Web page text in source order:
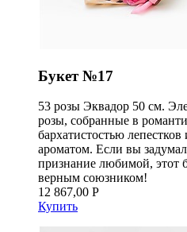
Букет №17
53 розы Эквадор 50 см.
розы, собранные в
бархатистостью
ароматом. Если вы
признание любимой, этот
верным союзником!
12 867,00 Р
Купить